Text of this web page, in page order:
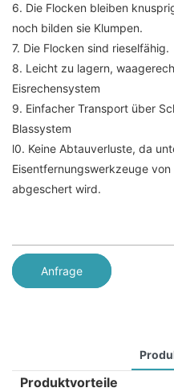
6. Die Flocken bleiben
noch bilden sie Klumpen.
7. Die Flocken sind rieselfähig.
8. Leicht zu lagern,
Eisrechensystem
9. Einfacher Transport über
Blassystem
l0. Keine Abtauverluste, da
Eisentfernungswerkzeuge
abgeschert wird.
Anfrage
Produktvorteile